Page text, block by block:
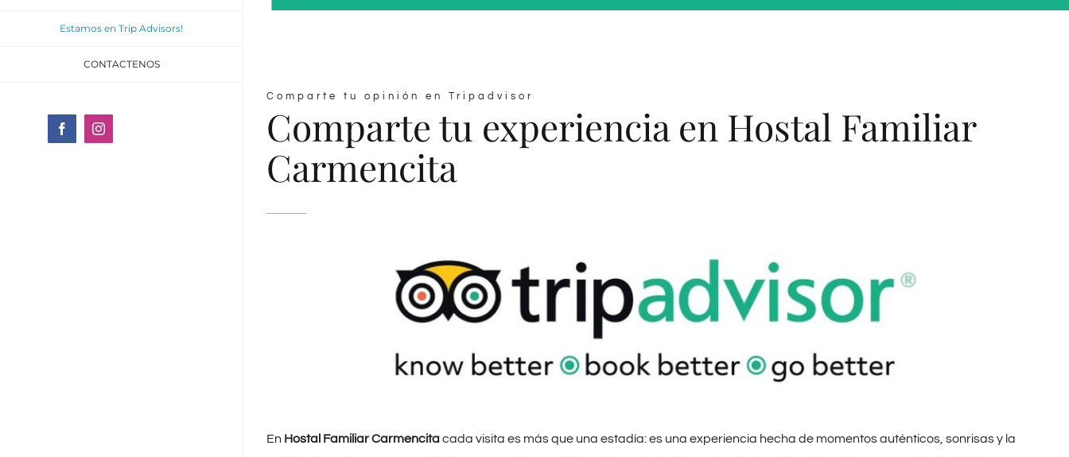
Estamos en Trip Advisors!
CONTACTENOS
FacebookInstagram
Comparte tu opinión en Tripadvisor
Comparte tu experiencia en Hostal Familiar
Carmencita
En Hostal Familiar Carmencitacada visita es más que una estadía: es una experiencia hecha de momentos auténticos, sonrisas y la